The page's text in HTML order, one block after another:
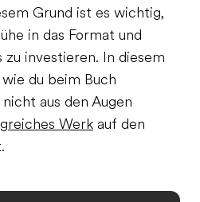
Grund ist es wichtig,
in das Format und
zu investieren. In diesem
du beim Buch
aus den Augen
Werk auf den